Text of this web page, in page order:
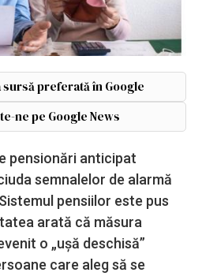
sursă preferată în Google
ne pe Google News
pensionări anticipat
semnalelor de alarmă
pensiilor este pus
arată că măsura
o „ușă deschisă”
care aleg să se